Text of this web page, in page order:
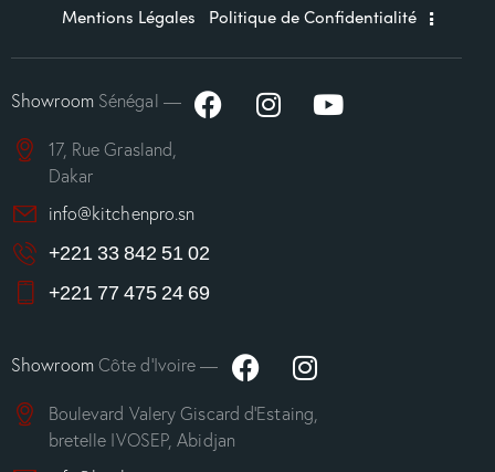
Mentions Légales Politique de Confidentialité
ShowroomSénégal —
17, Rue Grasland,
Dakar
info@kitchenpro.sn
+221 33 842 51 02
+221 77 475 24 69
ShowroomCôte d’Ivoire —
Boulevard Valery Giscard d’Estaing,
bretelle IVOSEP, Abidjan